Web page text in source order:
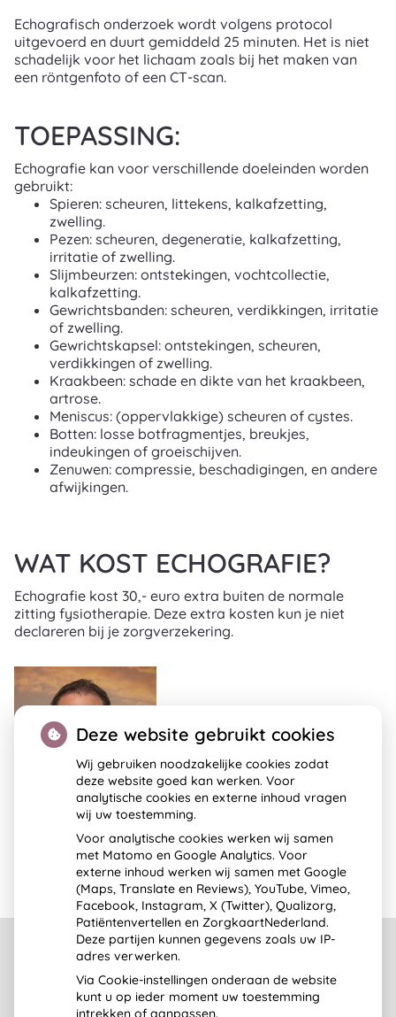
Echografisch onderzoek wordt volgens protocol
uitgevoerd en duurt gemiddeld 25 minuten. Het is niet
schadelijk voor het lichaam zoals bij het maken van
een röntgenfoto of een CT-scan.
TOEPASSING:
Echografie kan voor verschillende doeleinden worden
gebruikt:
Spieren: scheuren, littekens, kalkafzetting,
zwelling.
Pezen: scheuren, degeneratie, kalkafzetting,
irritatie of zwelling.
Slijmbeurzen: ontstekingen, vochtcollectie,
kalkafzetting.
Gewrichtsbanden: scheuren, verdikkingen, irritatie
of zwelling.
Gewrichtskapsel: ontstekingen, scheuren,
verdikkingen of zwelling.
Kraakbeen: schade en dikte van het kraakbeen,
artrose.
Meniscus: (oppervlakkige) scheuren of cystes.
Botten: losse botfragmentjes, breukjes,
indeukingen of groeischijven.
Zenuwen: compressie, beschadigingen, en andere
afwijkingen.
WAT KOST ECHOGRAFIE?
Echografie kost 30,- euro extra buiten de normale
zitting fysiotherapie. Deze extra kosten kun je niet
declareren bij je zorgverzekering.
Eelco Helmos
Echografie &
Shockwave
Deze website gebruikt cookies
Wij gebruiken noodzakelijke cookies zodat
deze website goed kan werken. Voor
analytische cookies en externe inhoud vragen
wij uw toestemming.
Voor analytische cookies werken wij samen
met Matomo en Google Analytics. Voor
externe inhoud werken wij samen met Google
(Maps, Translate en Reviews), YouTube, Vimeo,
Facebook, Instagram, X (Twitter), Qualizorg,
Patiëntenvertellen en ZorgkaartNederland.
Deze partijen kunnen gegevens zoals uw IP-
adres verwerken.
Via Cookie-instellingen onderaan de website
kunt u op ieder moment uw toestemming
intrekken of aanpassen.